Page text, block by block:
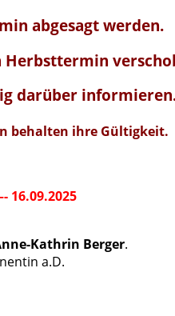
abgesagt werden.
Herbsttermin
darüber
behalten ihre Gültigkeit.
Kathrin Berger.
a.D.